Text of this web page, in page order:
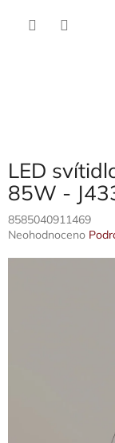
LED
85W -
8585040911469
Průměrné
Neohodnoceno